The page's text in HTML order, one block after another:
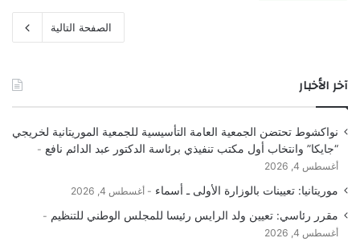
الصفحة التالية
آخر الأخبار
نواكشوط تحتضن الجمعية العامة التأسيسية للجمعية الموريتانية لخريجي
“جايكا” وانتخاب أول مكتب تنفيذي برئاسة الدكتور عبد الدائم نافع
أغسطس 4, 2026
موريتانيا: تعيينات بالوزارة الأولى ـ أسماء أغسطس 4, 2026
مقرر رئاسي: تعيين ولد الرايس رئيسا للمجلس الوطني للتنظيم
أغسطس 4, 2026